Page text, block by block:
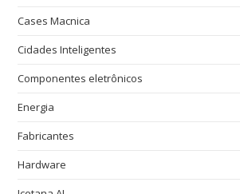
Cases Macnica
Cidades Inteligentes
Componentes eletrônicos
Energia
Fabricantes
Hardware